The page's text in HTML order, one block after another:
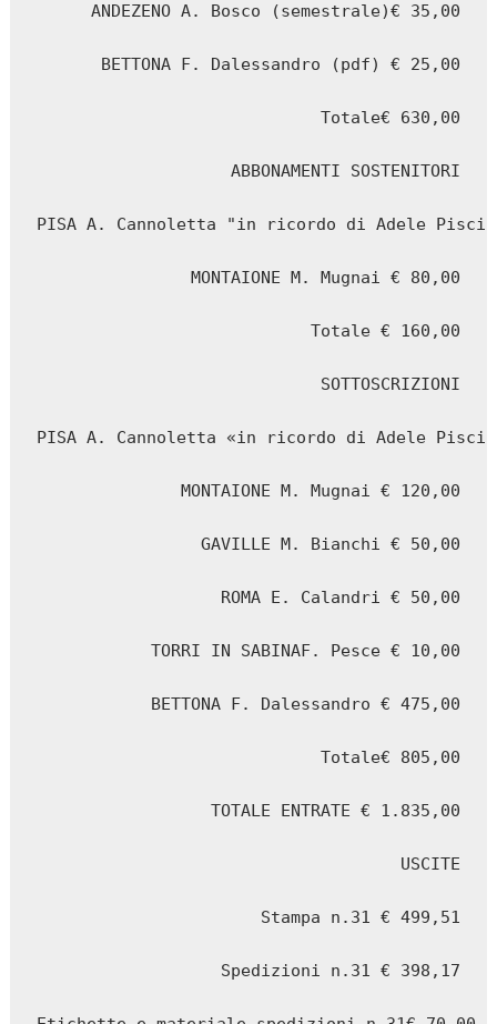
ANDEZENO A. Bosco (semestrale)€ 35,00
BETTONA F. Dalessandro (pdf) € 25,00
Totale€ 630,00
ABBONAMENTI SOSTENITORI
PISA A. Cannoletta "in ricordo di Adele
MONTAIONE M. Mugnai € 80,00
Totale € 160,00
SOTTOSCRIZIONI
PISA A. Cannoletta «in ricordo di Adele
MONTAIONE M. Mugnai € 120,00
GAVILLE M. Bianchi € 50,00
ROMA E. Calandri € 50,00
TORRI IN SABINAF. Pesce € 10,00
BETTONA F. Dalessandro € 475,00
Totale€ 805,00
TOTALE ENTRATE € 1.835,00
USCITE
Stampa n.31 € 499,51
Spedizioni n.31 € 398,17